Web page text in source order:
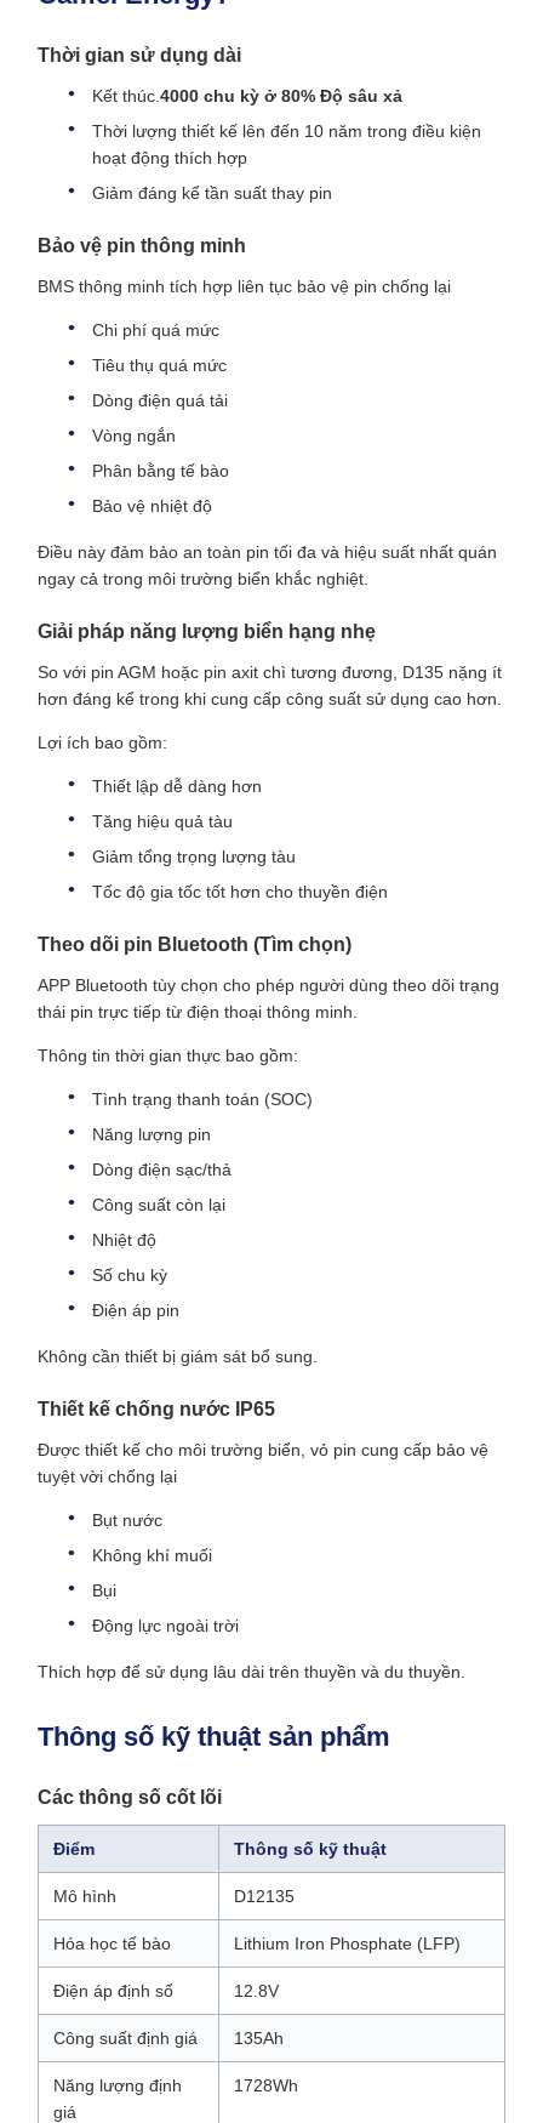
Thời gian sử dụng dài
Kết thúc. 4000 chu kỳ ở 80% Độ sâu xả
Thời lượng thiết kế lên đến 10 năm trong điều kiện
hoạt động thích hợp
Giảm đáng kể tần suất thay pin
Bảo vệ pin thông minh
BMS thông minh tích hợp liên tục bảo vệ pin chống lại
Chi phí quá mức
Tiêu thụ quá mức
Dòng điện quá tải
Vòng ngắn
Phân bằng tế bào
Bảo vệ nhiệt độ
Điều này đảm bảo an toàn pin tối đa và hiệu suất nhất quán
ngay cả trong môi trường biển khắc nghiệt.
Giải pháp năng lượng biển hạng nhẹ
So với pin AGM hoặc pin axit chì tương đương, D135 nặng ít
hơn đáng kể trong khi cung cấp công suất sử dụng cao hơn.
Lợi ích bao gồm:
Thiết lập dễ dàng hơn
Tăng hiệu quả tàu
Giảm tổng trọng lượng tàu
Tốc độ gia tốc tốt hơn cho thuyền điện
Theo dõi pin Bluetooth (Tìm chọn)
APP Bluetooth tùy chọn cho phép người dùng theo dõi trạng
thái pin trực tiếp từ điện thoại thông minh.
Thông tin thời gian thực bao gồm:
Tình trạng thanh toán (SOC)
Năng lượng pin
Dòng điện sạc/thả
Công suất còn lại
Nhiệt độ
Số chu kỳ
Điện áp pin
Không cần thiết bị giám sát bổ sung.
Thiết kế chống nước IP65
Được thiết kế cho môi trường biển, vỏ pin cung cấp bảo vệ
tuyệt vời chống lại
Bụt nước
Không khí muối
Bụi
Động lực ngoài trời
Thích hợp để sử dụng lâu dài trên thuyền và du thuyền.
Thông số kỹ thuật sản phẩm
Các thông số cốt lõi
Điểm Thông số kỹ thuật
Mô hình D12135
Hóa học tế bào Lithium Iron Phosphate (LFP)
Điện áp định số 12.8V
Công suất định giá 135Ah
Năng lượng định
giá
1728Wh